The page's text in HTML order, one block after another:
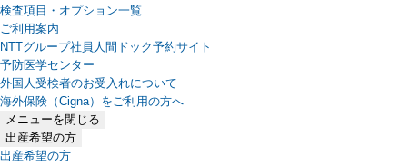
検査項目・オプション一覧
ご利用案内
NTTグループ社員人間ドック予約サイト
予防医学センター
外国人受検者のお受入れについて
海外保険（Cigna）をご利用の方へ
メニューを閉じる
出産希望の方
出産希望の方